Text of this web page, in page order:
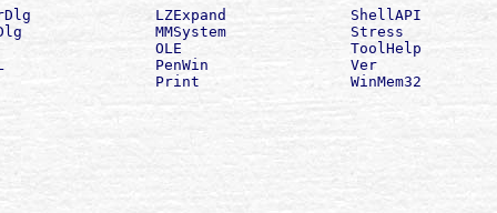
LZExpand              ShellAPI
MMSystem              Stress
OLE                   ToolHelp
PenWin                Ver
Print                 WinMem32